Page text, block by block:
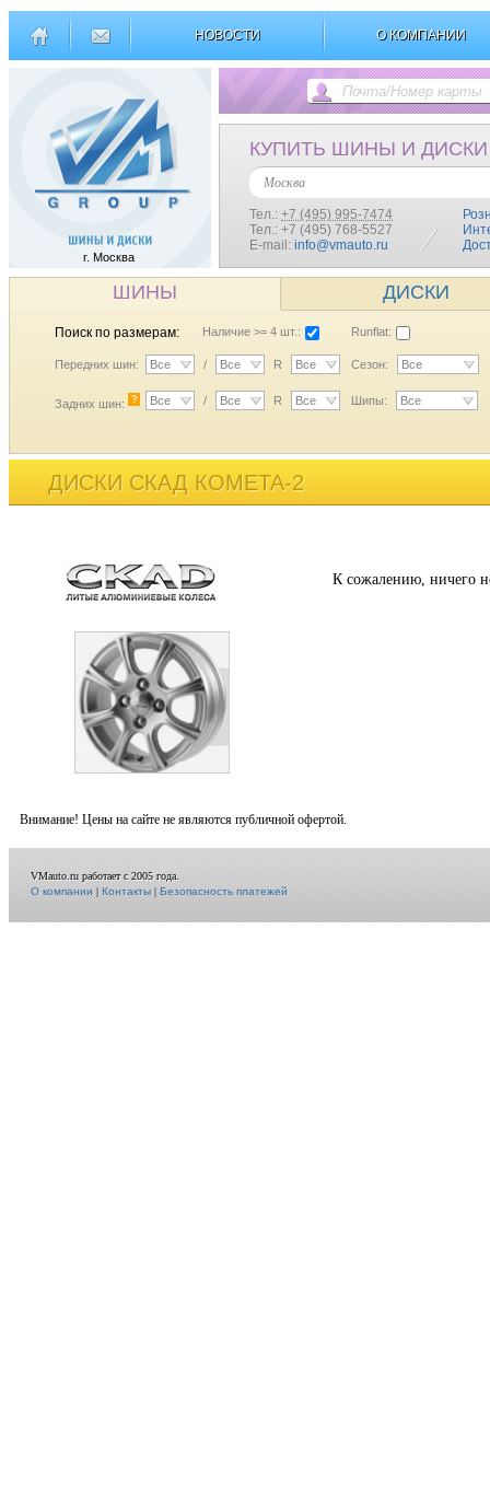
НОВОСТИ О КОМПАНИИ
г. Москва
КУПИТЬ ШИНЫ И ДИСКИ
Москва
Тел.: +7 (495) 995-7474
Тел.: +7 (495) 768-5527
E-mail: info@vmauto.ru
ШИНЫ ДИСКИ
Поиск по размерам: Наличие >= 4 шт.: Runflat:
Передних шин: Все / Все R Все Сезон: Все
Задних шин: ? Все / Все R Все Шипы: Все
ДИСКИ СКАД КОМЕТА-2
К сожалению, ничего
Внимание! Цены на сайте не являются публичной офертой.
VMauto.ru работает с 2005 года.
О компании|Контакты|Безопасность платежей